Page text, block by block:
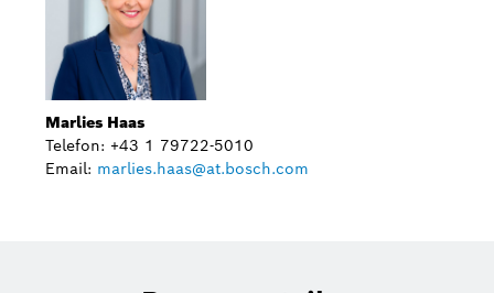
Marlies Haas
Telefon: +43 1 79722-5010
Email: marlies.haas@at.bosch.com